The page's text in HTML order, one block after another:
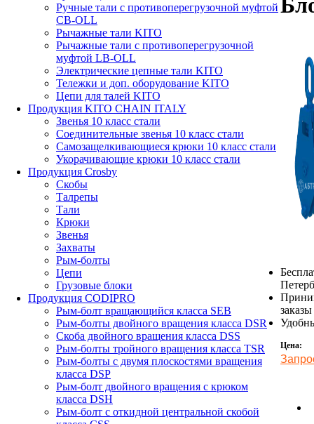
Ручные тали с противоперегрузочной муфтой
СВ-OLL
Рычажные тали KITO
Рычажные тали с противоперегрузочной
муфтой LB-OLL
Электрические цепные тали KITO
Тележки и доп. оборудование KITO
Цепи для талей KITO
Продукция KITO CHAIN ITALY
Звенья 10 класс стали
Соединительные звенья 10 класс стали
Самозащелкивающиеся крюки 10 класс стали
Укорачивающие крюки 10 класс стали
Продукция Crosby
Скобы
Талрепы
Тали
Крюки
Звенья
Захваты
Рым-болты
Цепи
Грузовые блоки
Продукция CODIPRO
Рым-болт вращающийся класса SEB
Рым-болты двойного вращения класса DSR
Скоба двойного вращения класса DSS
Рым-болты тройного вращения класса TSR
Рым-болты с двумя плоскостями вращения
класса DSP
Рым-болт двойного вращения с крюком
класса DSH
Рым-болт с откидной центральной скобой
заказы
Цена: